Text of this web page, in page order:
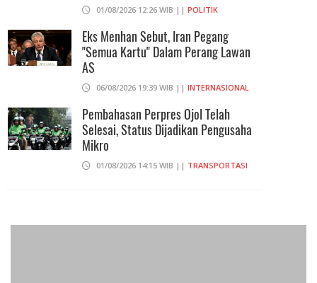
01/08/2026 12:26 WIB || POLITIK
Eks Menhan Sebut, Iran Pegang
"Semua Kartu" Dalam Perang Lawan
AS
06/08/2026 19:39 WIB || INTERNASIONAL
Pembahasan Perpres Ojol Telah
Selesai, Status Dijadikan Pengusaha
Mikro
01/08/2026 14:15 WIB || TRANSPORTASI
206 Juta